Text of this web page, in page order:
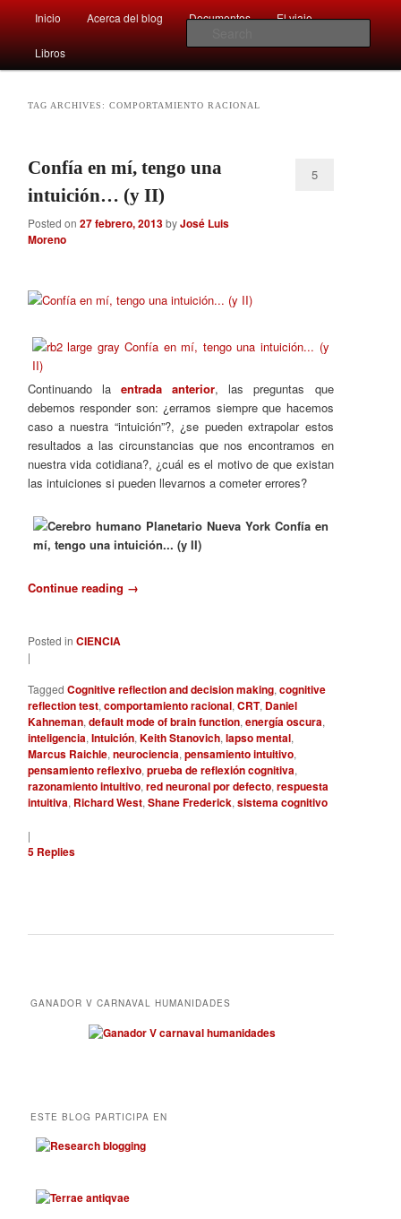
Afán por saber
nos rodea
Main
menu
Skip
to
Skip
to
Inicio Acerca del blog Documentos El viaje …
Libros
TAG ARCHIVES: COMPORTAMIENTO RACIONAL
Confía en mí, tengo una
intuición… (y II)
Posted on 27 febrero, 2013byJosé Luis
Moreno
5
Continuando la entrada anterior, las preguntas que
debemos responder son: ¿erramos siempre que hacemos
caso a nuestra “intuición”?, ¿se pueden extrapolar estos
resultados a las circunstancias que nos encontramos en
nuestra vida cotidiana?, ¿cuál es el motivo de que existan
las intuiciones si pueden llevarnos a cometer errores?
Continue reading →
Posted in CIENCIA
|
Tagged Cognitive reflection and decision making, cognitive
reflection test, comportamiento racional, CRT, Daniel
Kahneman, default mode of brain function, energía oscura,
inteligencia, Intuición, Keith Stanovich, lapso mental,
Marcus Raichle, neurociencia, pensamiento intuitivo,
pensamiento reflexivo, prueba de reflexión cognitiva,
razonamiento intuitivo, red neuronal por defecto, respuesta
intuitiva, Richard West, Shane Frederick, sistema cognitivo
|
5Replies
GANADOR V CARNAVAL HUMANIDADES
ESTE BLOG PARTICIPA EN